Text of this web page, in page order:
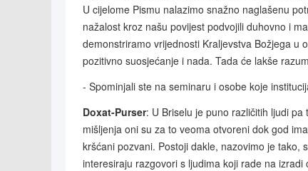
U cijelome Pismu nalazimo snažno naglašenu
nažalost kroz našu povijest podvojili duhovno i
demonstriramo vrijednosti Kraljevstva Božjega u
pozitivno suosjećanje i nada. Tada će lakše
- Spominjali ste na seminaru i osobe koje
Doxat-Purser: U Briselu je puno različitih ljudi
mišljenja oni su za to veoma otvoreni dok god
kršćani pozvani. Postoji dakle, nazovimo je
interesiraju razgovori s ljudima koji rade na